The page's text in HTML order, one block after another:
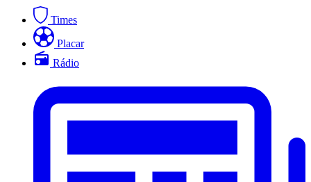
Times
Placar
Rádio